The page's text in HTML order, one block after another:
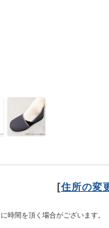
[住所の変
時間を頂く場合がございます。